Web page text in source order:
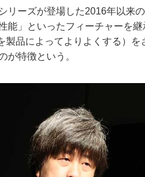
リーズが登場した2016年以来
能」といったフィーチャーを
製品によってよりよくする）
が特徴という。